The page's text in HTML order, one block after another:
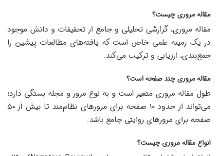
مقاله مروری چیست؟
مقاله مروری، گزارشی تحلیلی و جامع از تحقیقات و دانش موجود
در یک زمینه علمی خاص است که یافته‌های مطالعات پیشین را
جمع‌بندی، ارزیابی و ترکیب می‌کند.
مقاله مروری چند صفحه است؟
طول مقاله مروری متغیر است و به نوع مرور و مجله بستگی دارد؛
می‌تواند از حدود ۱۰ صفحه برای مرورهای نظام‌مند تا بیش از ۵۰
صفحه برای مرورهای روایتی جامع باشد.
انواع مقاله مروری چیست؟